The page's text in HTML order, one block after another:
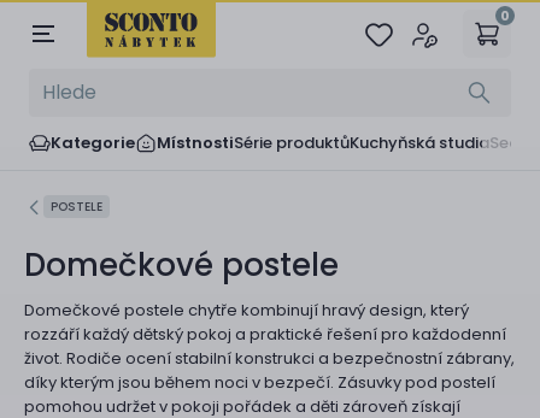
0
Kategorie MístnostiSérie produktůKuchyňská studia
POSTELE
Domečkové postele
Domečkové postele chytře kombinují hravý design, který
rozzáří každý dětský pokoj a praktické řešení pro každodenní
život. Rodiče ocení stabilní konstrukci a bezpečnostní zábrany,
díky kterým jsou během noci v bezpečí. Zásuvky pod postelí
pomohou udržet v pokoji pořádek a děti zároveň získají